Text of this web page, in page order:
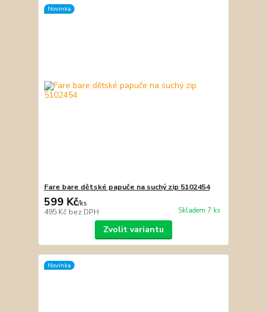
Novinka
Fare bare dětské papuče na suchý zip 5102454
599 Kč/ks
495 Kč bez DPH Skladem 7 ks
Zvolit variantu
Novinka